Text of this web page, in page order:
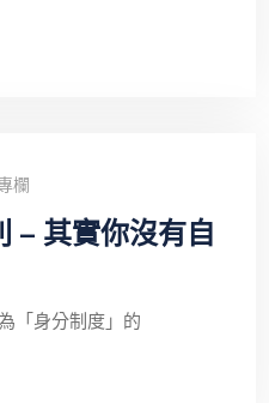
欄
– 其實你沒有自
「身分制度」的